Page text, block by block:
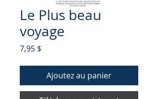
Le Plus beau
voyage
7,95 $
Ajoutez au panier